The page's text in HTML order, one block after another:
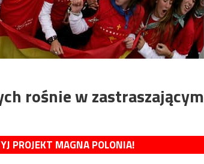
rośnie w zastraszającym
PROJEKT MAGNA POLONIA!